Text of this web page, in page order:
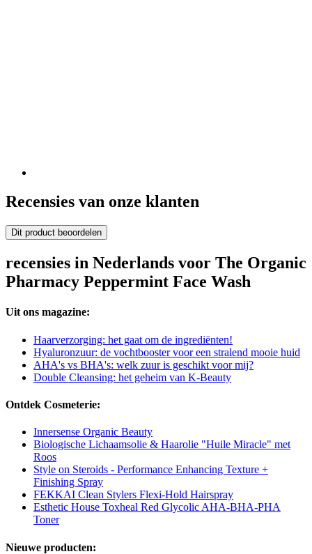
Recensies van onze klanten
Dit product beoordelen
recensies in Nederlands voor The Organic
Pharmacy Peppermint Face Wash
Uit ons magazine:
Haarverzorging: het gaat om de ingrediënten!
Hyaluronzuur: de vochtbooster voor een stralend mooie huid
AHA's vs BHA's: welk zuur is geschikt voor mij?
Double Cleansing: het geheim van K-Beauty
Ontdek Cosmeterie:
Innersense Organic Beauty
Biologische Lichaamsolie & Haarolie "Huile Miracle" met
Roos
Style on Steroids - Performance Enhancing Texture +
Finishing Spray
FEKKAI Clean Stylers Flexi-Hold Hairspray
Esthetic House Toxheal Red Glycolic AHA-BHA-PHA
Toner
Nieuwe producten: